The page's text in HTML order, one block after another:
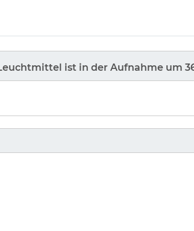
ist in der Aufnahme um